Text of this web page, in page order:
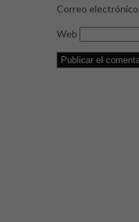
Correo electrónico
Web